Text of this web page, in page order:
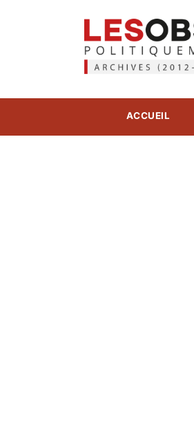
ACCUEIL